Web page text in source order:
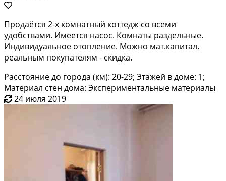
Продаётся 2-х комнатный коттедж со всеми
удобствами. Имеется насос. Комнаты раздельные.
Индивидуальное отопление. Можно мат.капитал.
реальным покупателям - скидка.
Расстояние до города (км): 20-29; Этажей в доме: 1;
Материал стен дома: Экспериментальные материалы
24 июля 2019